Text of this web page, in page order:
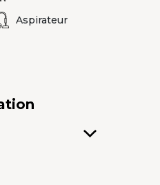
Aspirateur